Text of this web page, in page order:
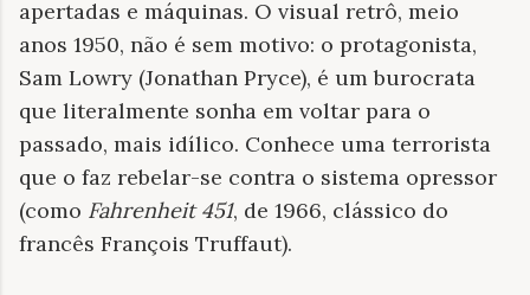
apertadas e máquinas. O visual retrô, meio
anos 1950, não é sem motivo: o protagonista,
Sam Lowry (Jonathan Pryce), é um burocrata
que literalmente sonha em voltar para o
passado, mais idílico. Conhece uma terrorista
que o faz rebelar-se contra o sistema opressor
(como Fahrenheit 451, de 1966, clássico do
francês François Truffaut).